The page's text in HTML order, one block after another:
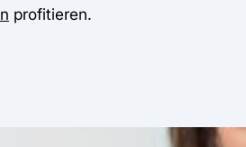
profitieren.